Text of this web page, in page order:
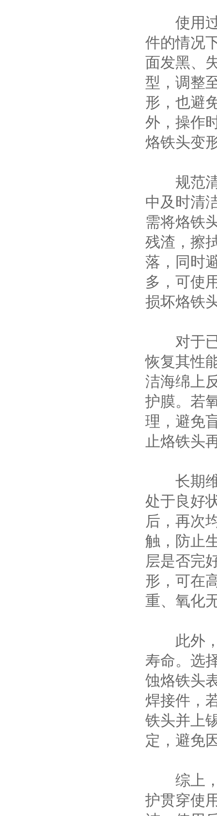
使用过
件的情况
面发黑、
型，调整
形，也避
外，操作
烙铁头变
规范清
中及时清
需将烙铁
残渣，擦
落，同时
多，可使
损坏烙铁
对于已
恢复其性
洁海绵上
护膜。若
理，避免
止烙铁头
长期维
处于良好
后，再次
触，防止
层是否完
形，可在
重、氧化
此外，
寿命。选
蚀烙铁头
焊接件，
铁头并上
定，避免
综上，
护贯穿使